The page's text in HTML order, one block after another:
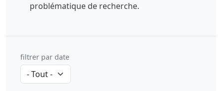
problématique de recherche.
filtrer par date